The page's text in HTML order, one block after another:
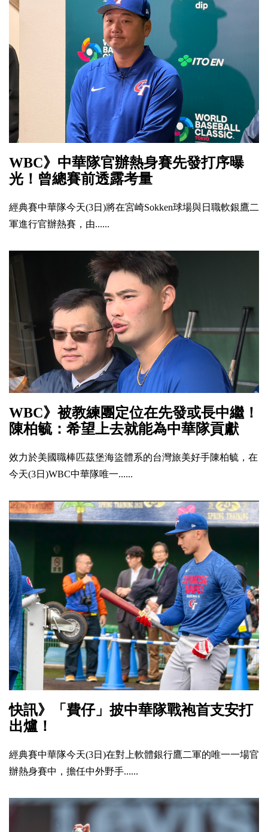
WBC》中華隊官辦熱身賽先發打序曝
光！曾總賽前透露考量
經典賽中華隊今天(3日)將在宮崎Sokken球場與日職軟銀鷹二
軍進行官辦熱賽，由......
WBC》被教練團定位在先發或長中繼！
陳柏毓：希望上去就能為中華隊貢獻
效力於美國職棒匹茲堡海盜體系的台灣旅美好手陳柏毓，在
今天(3日)WBC中華隊唯一......
快訊》「費仔」披中華隊戰袍首支安打
出爐！
經典賽中華隊今天(3日)在對上軟體銀行鷹二軍的唯一一場官
辦熱身賽中，擔任中外野手......